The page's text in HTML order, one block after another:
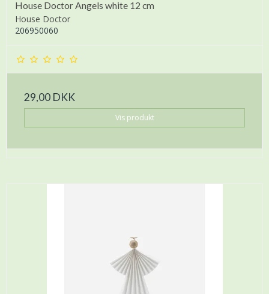
House Doctor Angels white 12 cm
House Doctor
206950060
29,00 DKK
Vis produkt